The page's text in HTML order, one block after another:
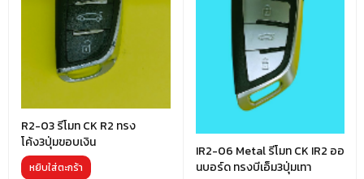
R2-03 รีโมท CK R2 ทรง
โค้ง3ปุ่มขอบเงิน
หยิบใส่ตะกร้า
IR2-06 Metal รีโมท CK IR2 ออ
นบอร์ด ทรงบีเอ็ม3ปุ่มเทา